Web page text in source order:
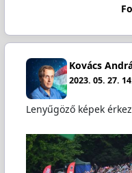
Kovács
2023. 05. 27.
Lenyűgöző képek